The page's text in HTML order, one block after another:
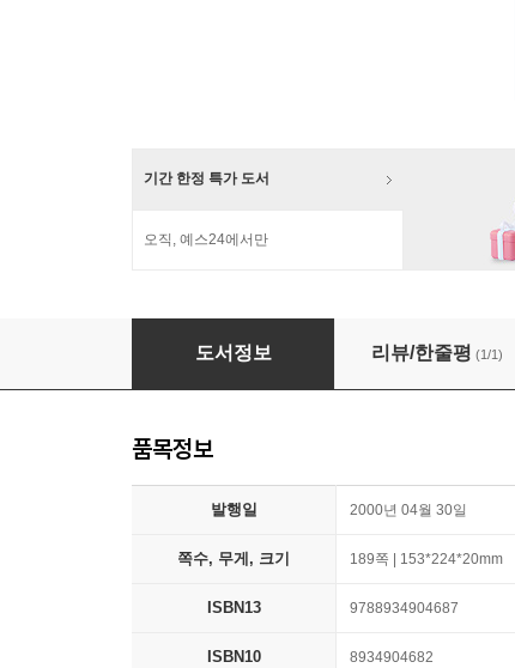
기간 한정 특가 도서
오직, 예스24에서만
자동차가 부릉부릉
도서정보 리뷰/한줄평 (1/1)
품목정보
발행일 2000년 04월 30일
쪽수, 무게, 크기 189쪽 | 153*224*20mm
ISBN13 9788934904687
ISBN10 8934904682